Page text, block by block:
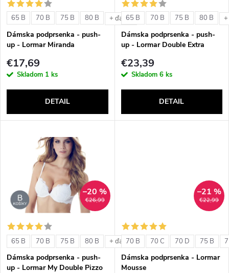
e
p
r
d
t
o
v
s
p
r
o
d
t
o
v
65 B 70 B 75 B 80 B + ďalšie
Dámska podprsenka - push-
up - Lormar Miranda
€17,69
Skladom 1 ks
DETAIL
65 B 70 B 75 B 80 B
Dámska podprsenka - push-
up - Lormar Double Extra
€23,39
Skladom 6 ks
DETAIL
€26,99
–20 %
65 B 70 B 75 B 80 B + ďalšie
Dámska podprsenka - push-
up - Lormar My Double Pizzo
€22,99
–21 %
70 B 70 C 70 D 75 B
Dámska podprsenka - Lormar
Mousse